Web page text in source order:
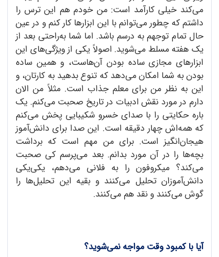
می‌کند خیلی کارآمد است: من خودم هم این ترس را
داشتم که چطور می‌توانم با این ابزارها کار کنم و در عین
حال تمام توجهم به درسم باشد. اما شما به‌راحتی بعد از
یک هفته مسلط می‌شوید. اصولاً یکی از ویژگی‌های این
ابزارهای مجازی ساده بودن آن‌هاست، و همین ساده
بودن به شما امکان می‌دهد که تنوع بدهید به کارتان، و
این به نظر من برای معلم جذاب است. مثلاً من الان
دارم در مورد نقش ادبیات در تاریخ صحبت می‌کنم. یک
باره حکایتی را با صدای خسرو شکیبایی پخش می‌کنم
که همه‌اش چهار دقیقه است. این صدا برای دانش‌آموز
هیجان‌انگیز است. برای من مهم است که برداشت
بچه‌ها را در آن مورد بدانم. بعد می‌پرسم کی صحبت
می‌کند؟ میکروفون را به فلانی می‌دهم، یکی‌یکی
دانش‌آموزان تحلیل می‌کنند و بقیه این تحلیل‌ها را
گوش می‌کنند و نقد هم می‌کنند.
آیا با کمبود وقت مواجه نمی‌شوید؟